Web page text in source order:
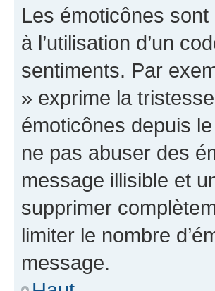
Les émoticônes
à l’utilisation d’un
sentiments. Par
» exprime la
émoticônes depuis
ne pas abuser des
message illisible et
supprimer
limiter le nombre
message.